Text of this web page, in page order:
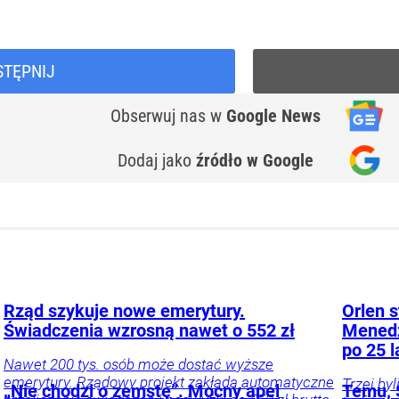
Obserwuj nas w Google News
Dodaj jako źródło w Google
Rząd szykuje nowe emerytury.
Świadczenia wzrosną nawet o 552 zł
Nawet 200 tys. osób może dostać wyższe
emerytury. Rządowy projekt zakłada automatyczne
Orlen
po 25
Trzej
„Nie chodzi o zemstę”. Mocny apel
Temu,